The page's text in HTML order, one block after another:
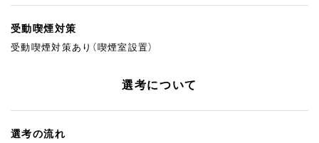
受動喫煙対策
受動喫煙対策あり（喫煙室設置）
選考について
選考の流れ